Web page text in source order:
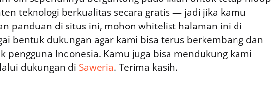
teknologi berkualitas secara gratis — jadi jika kamu
panduan di situs ini, mohon whitelist halaman ini di
bentuk dukungan agar kami bisa terus berkembang dan
pengguna Indonesia. Kamu juga bisa mendukung kami
dukungan di Saweria. Terima kasih.